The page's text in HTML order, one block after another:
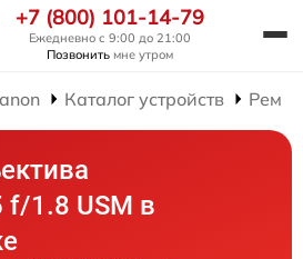
+7 (800) 101-14-79
Ежедневно с 9:00 до 21:00
Позвонить мне утром
Каталог устройств
f/1.8 USM в